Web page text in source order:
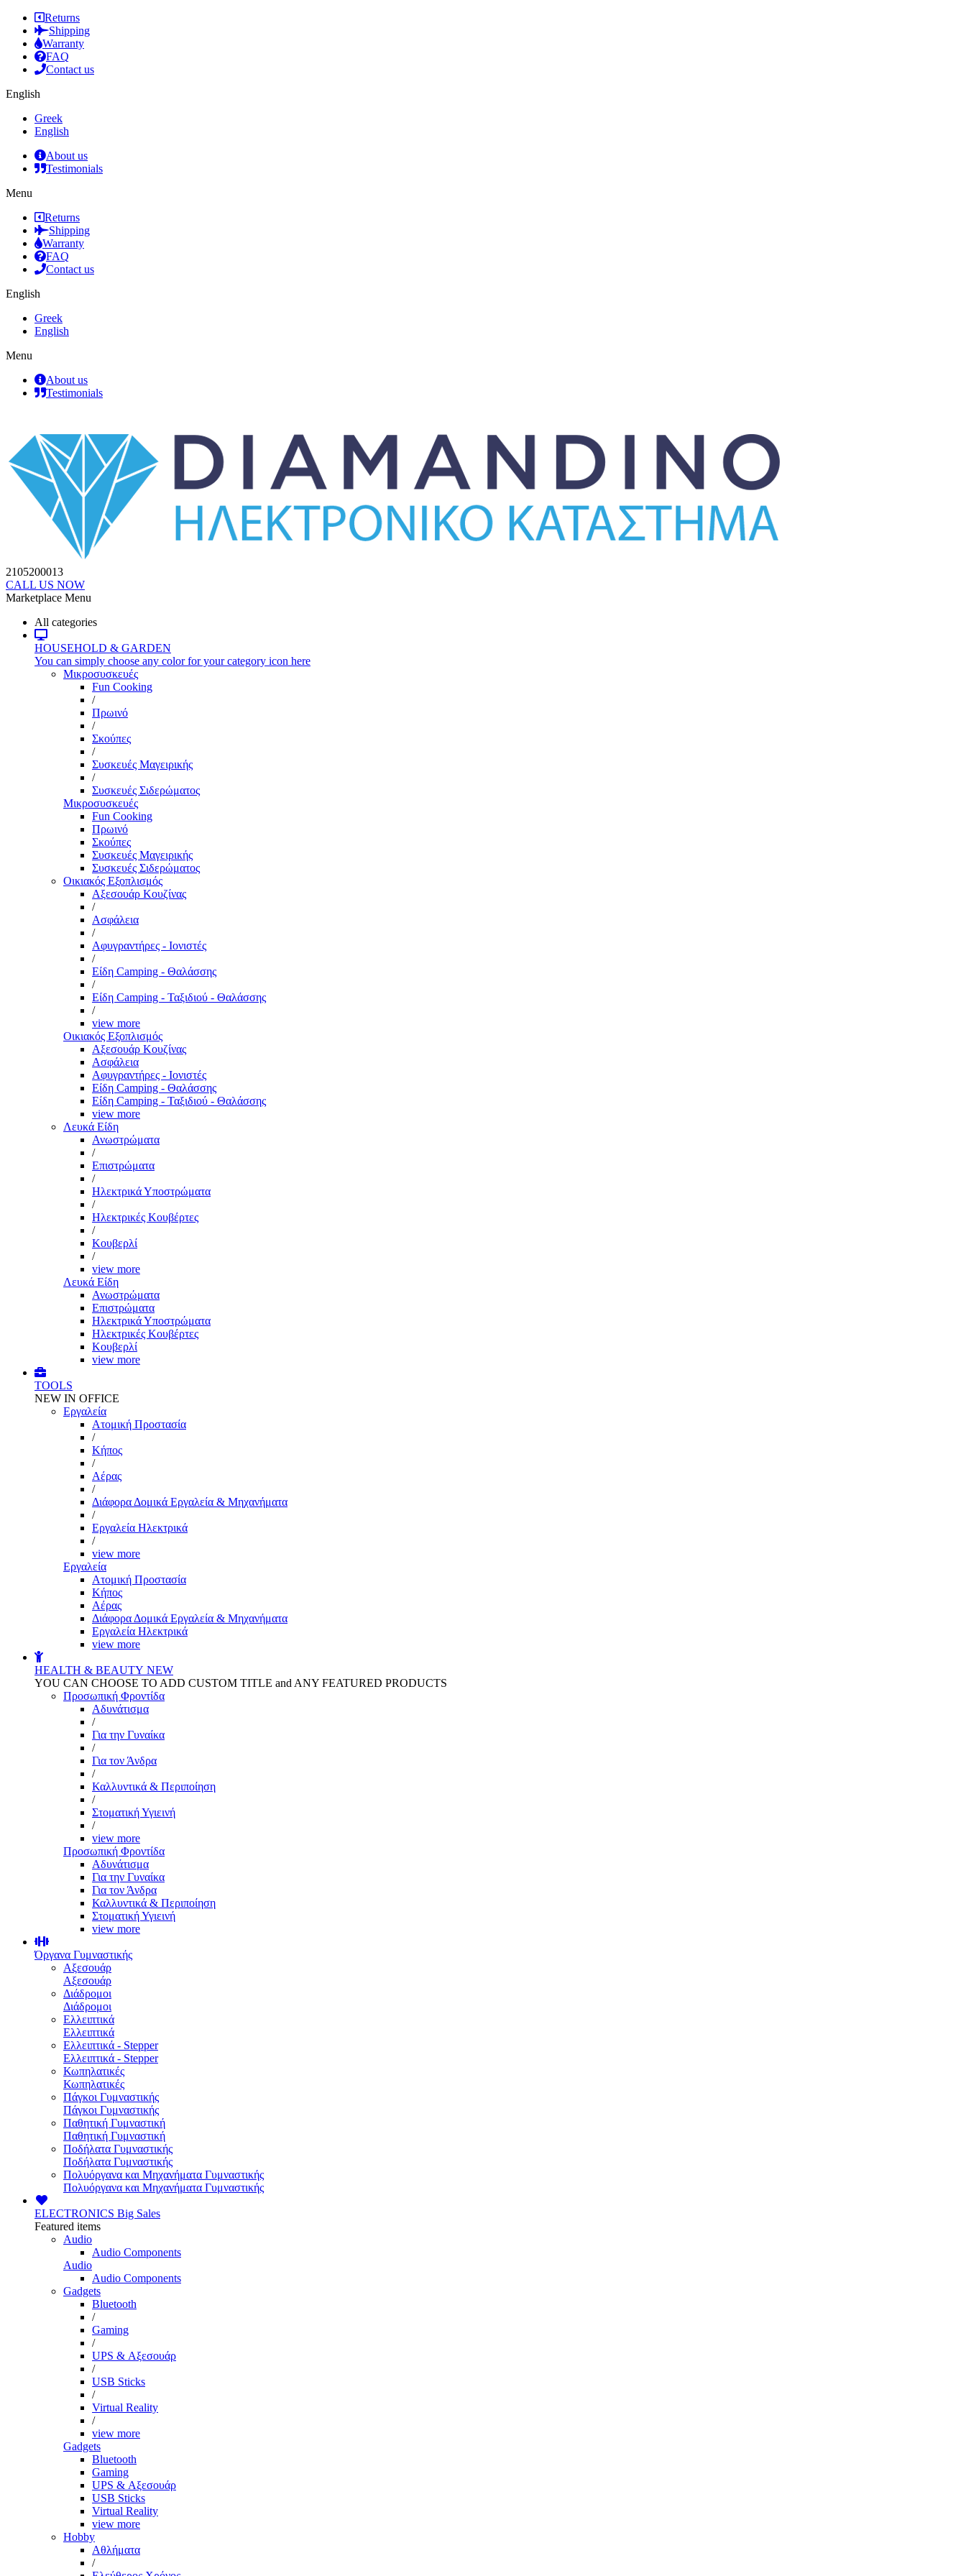
Returns
Shipping
Warranty
FAQ
Contact us
English
Greek
English
About us
Testimonials
Menu
Returns
Shipping
Warranty
FAQ
Contact us
English
Greek
English
Menu
About us
Testimonials
2105200013
CALL US NOW
Marketplace Menu
All categories
HOUSEHOLD & GARDEN
You can simply choose any color for your category icon here
Μικροσυσκευές
Fun Cooking
/
Πρωινό
/
Σκούπες
/
Συσκευές Μαγειρικής
/
Συσκευές Σιδερώματος
Μικροσυσκευές
Fun Cooking
Πρωινό
Σκούπες
Συσκευές Μαγειρικής
Συσκευές Σιδερώματος
Οικιακός Εξοπλισμός
Αξεσουάρ Κουζίνας
/
Ασφάλεια
/
Αφυγραντήρες - Ιονιστές
/
Είδη Camping - Θαλάσσης
/
Είδη Camping - Ταξιδιού - Θαλάσσης
/
view more
Οικιακός Εξοπλισμός
Αξεσουάρ Κουζίνας
Ασφάλεια
Αφυγραντήρες - Ιονιστές
Είδη Camping - Θαλάσσης
Είδη Camping - Ταξιδιού - Θαλάσσης
view more
Λευκά Είδη
Ανωστρώματα
/
Επιστρώματα
/
Ηλεκτρικά Υποστρώματα
/
Ηλεκτρικές Κουβέρτες
/
Κουβερλί
/
view more
Λευκά Είδη
Ανωστρώματα
Επιστρώματα
Ηλεκτρικά Υποστρώματα
Ηλεκτρικές Κουβέρτες
Κουβερλί
view more
TOOLS
NEW IN OFFICE
Εργαλεία
Aτομική Προστασία
/
Kήπος
/
Αέρας
/
Διάφορα Δομικά Εργαλεία & Μηχανήματα
/
Εργαλεία Ηλεκτρικά
/
view more
Εργαλεία
Aτομική Προστασία
Kήπος
Αέρας
Διάφορα Δομικά Εργαλεία & Μηχανήματα
Εργαλεία Ηλεκτρικά
view more
HEALTH & BEAUTY NEW
YOU CAN CHOOSE TO ADD CUSTOM TITLE and ANY FEATURED PRODUCTS
Προσωπική Φροντίδα
Αδυνάτισμα
/
Για την Γυναίκα
/
Για τον Άνδρα
/
Καλλυντικά & Περιποίηση
/
Στοματική Υγιεινή
/
view more
Προσωπική Φροντίδα
Αδυνάτισμα
Για την Γυναίκα
Για τον Άνδρα
Καλλυντικά & Περιποίηση
Στοματική Υγιεινή
view more
Όργανα Γυμναστικής
Αξεσουάρ
Αξεσουάρ
Διάδρομοι
Διάδρομοι
Ελλειπτικά
Ελλειπτικά
Ελλειπτικά - Stepper
Ελλειπτικά - Stepper
Κωπηλατικές
Κωπηλατικές
Πάγκοι Γυμναστικής
Πάγκοι Γυμναστικής
Παθητική Γυμναστική
Παθητική Γυμναστική
Ποδήλατα Γυμναστικής
Ποδήλατα Γυμναστικής
Πολυόργανα και Μηχανήματα Γυμναστικής
Πολυόργανα και Μηχανήματα Γυμναστικής
ELECTRONICS Big Sales
Featured items
Audio
Audio Components
Audio
Audio Components
Gadgets
Bluetooth
/
Gaming
/
UPS & Αξεσουάρ
/
USB Sticks
/
Virtual Reality
/
view more
Gadgets
Bluetooth
Gaming
UPS & Αξεσουάρ
USB Sticks
Virtual Reality
view more
Hobby
Αθλήματα
/